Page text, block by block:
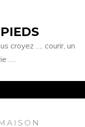
croyez …. courir, un
….